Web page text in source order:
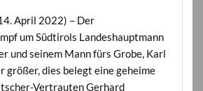
April 2022) – Der
um Südtirols Landeshauptmann
und seinem Mann fürs Grobe, Karl
größer, dies belegt eine geheime
Vertrauten Gerhard